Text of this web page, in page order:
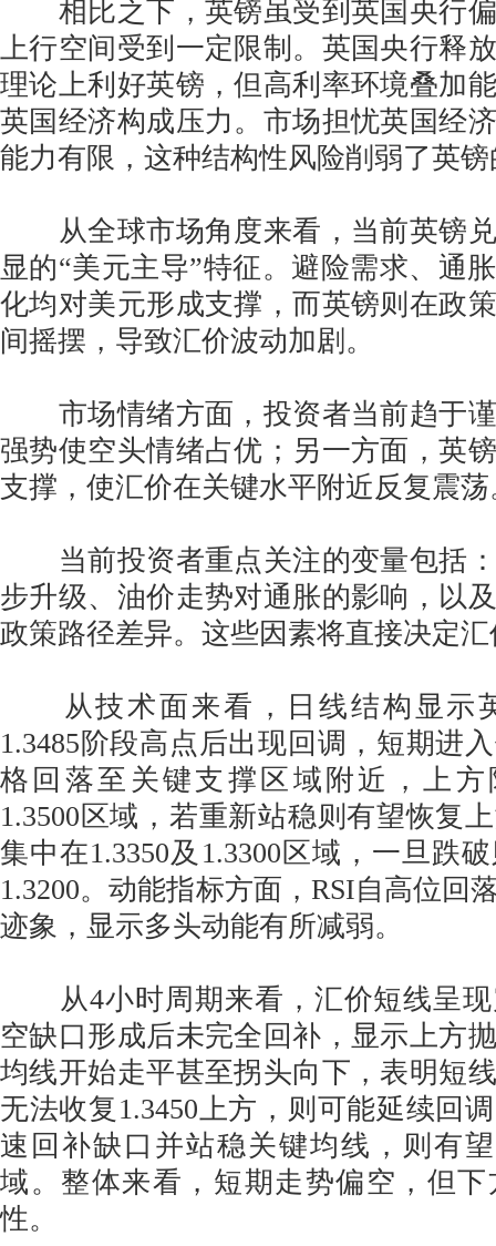
相比之下，英镑虽受到英国央行偏
上行空间受到一定限制。英国央行释
理论上利好英镑，但高利率环境叠加
英国经济构成压力。市场担忧英国经
能力有限，这种结构性风险削弱了英
从全球市场角度来看，当前英镑兑
显的“美元主导”特征。避险需求、通
化均对美元形成支撑，而英镑则在政
间摇摆，导致汇价波动加剧。
市场情绪方面，投资者当前趋于谨
强势使空头情绪占优；另一方面，英
支撑，使汇价在关键水平附近反复震荡
当前投资者重点关注的变量包括：
步升级、油价走势对通胀的影响，以
政策路径差异。这些因素将直接决定
从技术面来看，日线结构显示
1.3485阶段高点后出现回调，短期进
格回落至关键支撑区域附近，上方
1.3500区域，若重新站稳则有望恢复
集中在1.3350及1.3300区域，一旦跌
1.3200。动能指标方面，RSI自高位回
迹象，显示多头动能有所减弱。
从4小时周期来看，汇价短线呈现
空缺口形成后未完全回补，显示上方
均线开始走平甚至拐头向下，表明短
无法收复1.3450上方，则可能延续回
速回补缺口并站稳关键均线，则有
域。整体来看，短期走势偏空，但
性。